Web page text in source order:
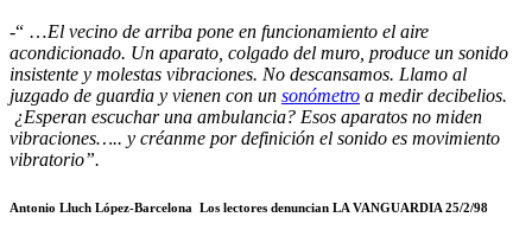
-“ …El vecino de arriba pone en funcionamiento el aire
acondicionado. Un aparato, colgado del muro, produce un sonido
insistente y molestas vibraciones. No descansamos. Llamo al
juzgado de guardia y vienen con un sonómetro a medir decibelios.
¿Esperan escuchar una ambulancia? Esos aparatos no miden
vibraciones….. y créanme por definición el sonido es movimiento
vibratorio”.
Antonio Lluch López-Barcelona Los lectores denuncian LA VANGUARDIA 25/2/98